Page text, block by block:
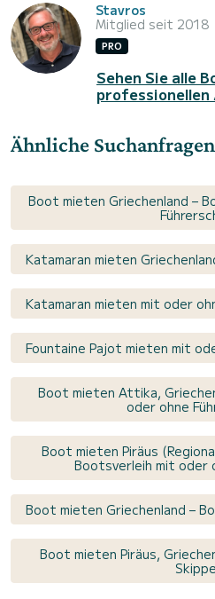
Stavros
Mitglied seit 2018
PRO
Sehen Sie alle
Ähnliche Suchanfragen
Boot mieten Griechenland –
Katamaran mieten
Katamaran mieten mit oder
Fountaine Pajot mieten mit
Boot mieten Attika,
oder ohne
Boot mieten Piräus
Bootsverleih mit oder
Boot mieten Griechenland –
Boot mieten Piräus,